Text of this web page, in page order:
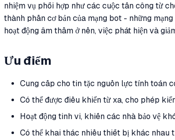
nhiệm vụ phối hợp như các cuộc tấn công từ
thành phần cơ bản của mạng bot - những
hoạt động âm thầm ở nền, việc phát hiện và
Ưu điểm
Cung cấp cho tin tặc nguồn lực tính toán
Có thể được điều khiển từ xa, cho phép
Hoạt động tinh vi, khiến các nhà bảo vệ
Có thể khai thác nhiều thiết bị khác nhau